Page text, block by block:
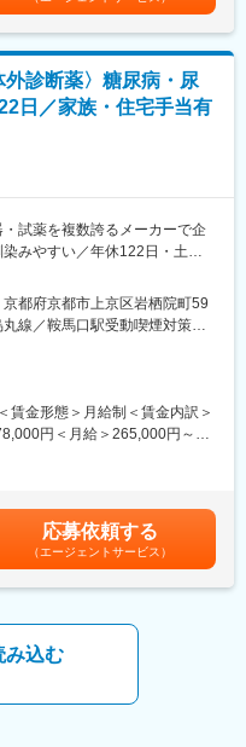
ートおよび現地人事との連携
の事業成長を人材面から支え
める環境です。
務に携わりながら、実務を通
きる体制を整えており、グロ
なく深めていくことが可能で
文化が根付いており、役員を
う風通しの良い職場です。
っています。
」を実現すべく日々活動して
クラスの地位を築いている当
力的に医療機器の販売を続け
金額であり、選考を通じて上
額)は固定手当を含めた表記で
外診断薬〉糖尿病・尿
日／家族・住宅手当有
試薬を複数誇るメーカーで企
みやすい／年休122日・土日
で使用される体外診断用医薬
処方設計・改良開発を中核と
ドしていただく役割です。
・再現性・量産性を満たす試薬
ア業務）
検討、配合最適化、処方設計
安定性向上を目的とした改良
計、スケールアップ対応
部門、ならびに原材料メーカ
都府京都市上京区岩栖院町59
線／鞍馬口駅受動喫煙対策：
める事業所
賃金形態＞月給制＜賃金内訳＞
円＜月給＞265,000円～
ります。礼金が15万（単
料家賃1ヶ月分も会社負担と
金額であり、選考を通じて上
額)は固定手当を含めた表記で
応募依頼する
（エージェントサービス）
み込む